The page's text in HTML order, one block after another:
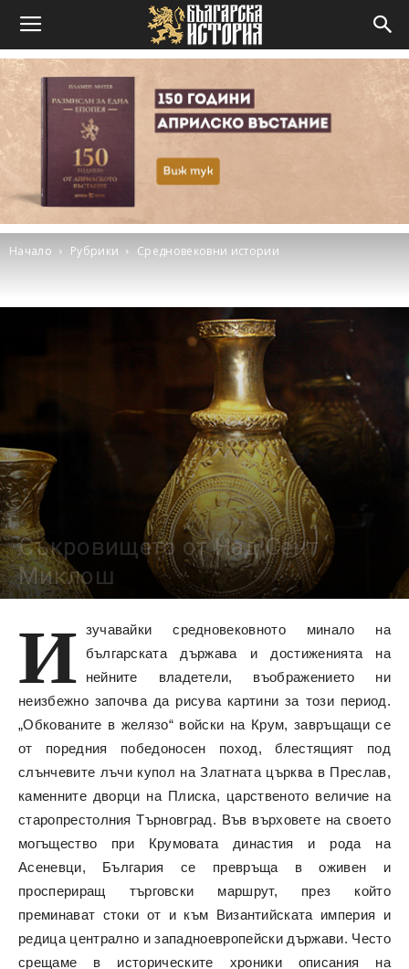
Начало Рубрики Средновековни истории
Съкровището от Над Сент
Миклош
И зучавайки средновековното минало на
българската държава и достиженията на
нейните владетели, въображението ни
неизбежно започва да рисува картини за този период.
„Обкованите в желязо“ войски на Крум, завръщащи се
от поредния победоносен поход, блестящият под
слънчевите лъчи купол на Златната църква в Преслав,
каменните дворци на Плиска, царственото величие на
старопрестолния Търновград. Във върховете на своето
могъщество при Крумовата династия и рода на
Асеневци, България се превръща в оживен и
проспериращ търговски маршрут, през който
преминават стоки от и към Византийската империя и
редица централно и западноевропейски държави. Често
срещаме в историческите хроники описания на